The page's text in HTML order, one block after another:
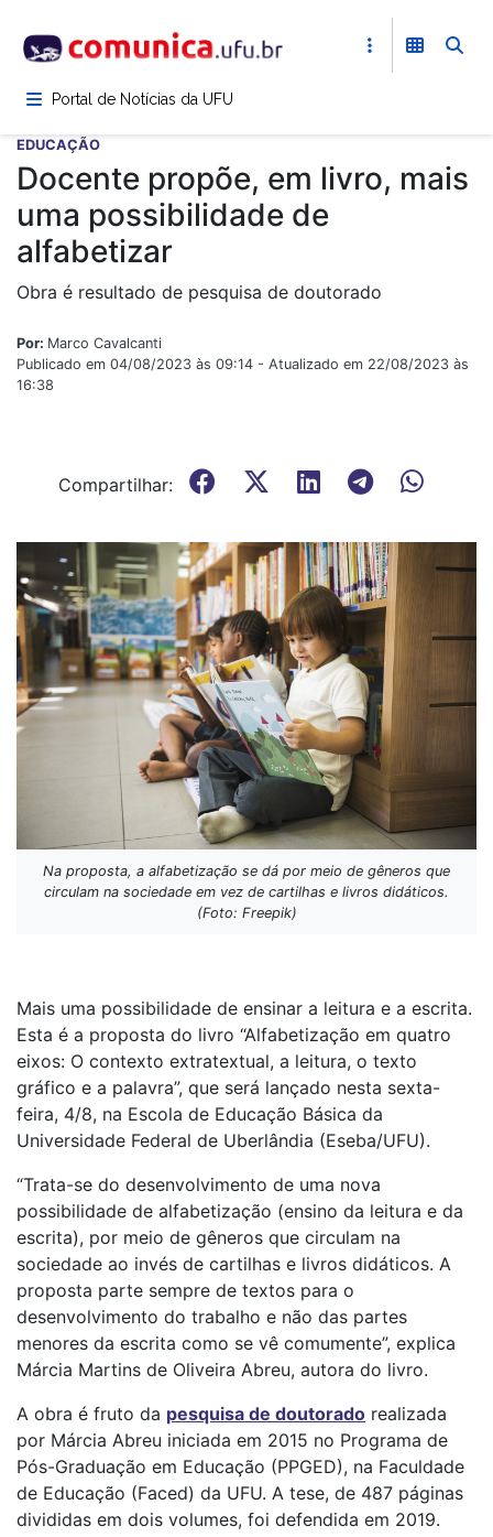
para
conteúdoPortal de Notícias da UFU
EDUCAÇÃO
Docente propõe, em livro, mais
uma possibilidade de
alfabetizar
Obra é resultado de pesquisa de doutorado
Por: Marco Cavalcanti
Publicado em 04/08/2023 às 09:14 - Atualizado em 22/08/2023 às
16:38
Compartilhar:
Na proposta, a alfabetização se dá por meio de gêneros que
circulam na sociedade em vez de cartilhas e livros didáticos.
(Foto: Freepik)
Mais uma possibilidade de ensinar a leitura e a escrita.
Esta é a proposta do livro “Alfabetização em quatro
eixos: O contexto extratextual, a leitura, o texto
gráfico e a palavra”, que será lançado nesta sexta-
feira, 4/8, na Escola de Educação Básica da
Universidade Federal de Uberlândia (Eseba/UFU).
“Trata-se do desenvolvimento de uma nova
possibilidade de alfabetização (ensino da leitura e da
escrita), por meio de gêneros que circulam na
sociedade ao invés de cartilhas e livros didáticos. A
proposta parte sempre de textos para o
desenvolvimento do trabalho e não das partes
menores da escrita como se vê comumente”, explica
Márcia Martins de Oliveira Abreu, autora do livro.
A obra é fruto da pesquisa de doutorado realizada
por Márcia Abreu iniciada em 2015 no Programa de
Pós-Graduação em Educação (PPGED), na Faculdade
de Educação (Faced) da UFU. A tese, de 487 páginas
divididas em dois volumes, foi defendida em 2019.